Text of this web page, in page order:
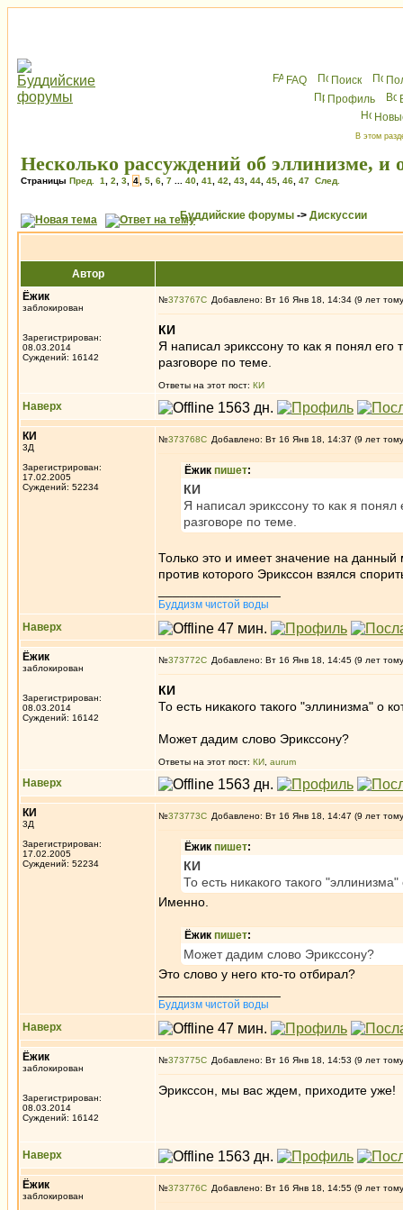
FAQ Поиск
Профиль
В этом
Несколько рассуждений об эллинизме, и
Страницы Пред. 1 2 3 4 5 6 7 40 41 42 43 44 45 46 47 След.
Буддийские форумы -> Дискуссии
Автор
Ёжик
заблокирован
Зарегистрирован:
08.03.2014
Суждений: 16142
№373767 Добавлено: Вт 16 Янв 18, 14:34 (9 лет
КИ
Я написал эрикссону то как я понял
разговоре по теме.
Ответы на этот пост: КИ
Наверх
КИ
3Д
Зарегистрирован:
17.02.2005
Суждений: 52234
№373768 Добавлено: Вт 16 Янв 18, 14:37 (9 лет
Ёжик пишет:
КИ
Я написал эрикссону то как я
разговоре по теме.
Только это и имеет значение на
против которого Эрикссон взялся
Буддизм чистой воды
Наверх
Ёжик
заблокирован
Зарегистрирован:
08.03.2014
Суждений: 16142
№373772 Добавлено: Вт 16 Янв 18, 14:45 (9 лет
КИ
То есть никакого такого "эллинизма" о
Может дадим слово Эрикссону?
Ответы на этот пост: КИ aurum
Наверх
КИ
3Д
Зарегистрирован:
17.02.2005
Суждений: 52234
№373773 Добавлено: Вт 16 Янв 18, 14:47 (9 лет
Ёжик пишет:
КИ
То есть никакого такого
Именно.
Ёжик пишет:
Может дадим слово Эрикссону?
Это слово у него кто-то отбирал?
Буддизм чистой воды
Наверх
Ёжик
заблокирован
Зарегистрирован:
08.03.2014
Суждений: 16142
№373775 Добавлено: Вт 16 Янв 18, 14:53 (9 лет
Эрикссон, мы вас ждем, приходите уже!
Наверх
Ёжик
заблокирован
№373776 Добавлено: Вт 16 Янв 18, 14:55 (9 лет